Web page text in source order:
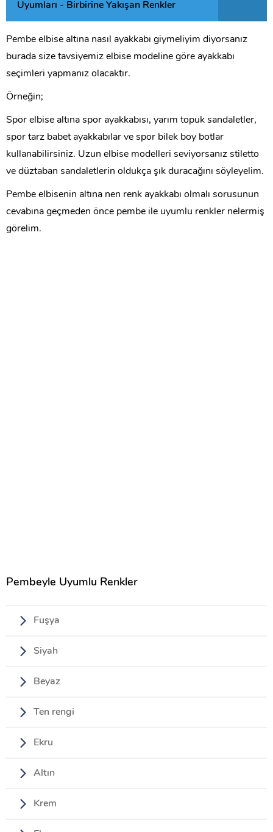
Uyumları - Birbirine Yakışan Renkler
Pembe elbise altına nasıl ayakkabı giymeliyim diyorsanız
burada size tavsiyemiz elbise modeline göre ayakkabı
seçimleri yapmanız olacaktır.
Örneğin;
Spor elbise altına spor ayakkabısı, yarım topuk sandaletler,
spor tarz babet ayakkabılar ve spor bilek boy botlar
kullanabilirsiniz. Uzun elbise modelleri seviyorsanız stiletto
ve düztaban sandaletlerin oldukça şık duracağını söyleyelim.
Pembe elbisenin altına nen renk ayakkabı olmalı sorusunun
cevabına geçmeden önce pembe ile uyumlu renkler nelermiş
görelim.
Pembeyle Uyumlu Renkler
Fuşya
Siyah
Beyaz
Ten rengi
Ekru
Altın
Krem